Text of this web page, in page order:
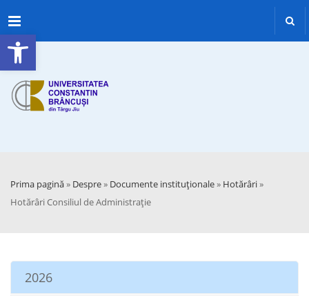
Deschide bara de unelte
Menu
Prima pagină» Despre» Documente instituţionale» Hotărâri»
Hotărâri Consiliul de Administrație
2026